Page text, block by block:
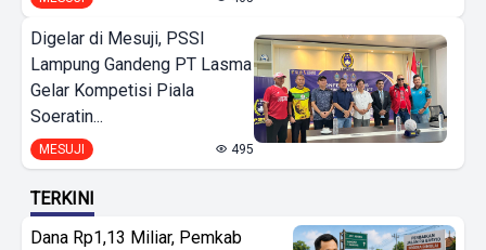
Digelar di Mesuji, PSSI
Lampung Gandeng PT Lasma
Gelar Kompetisi Piala
Soeratin...
MESUJI 495
TERKINI
Dana Rp1,13 Miliar, Pemkab